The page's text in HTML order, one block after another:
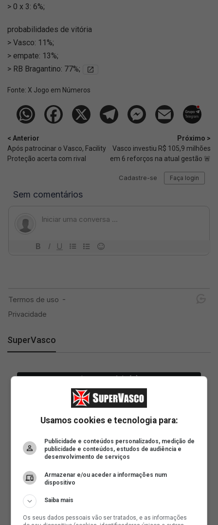
> 0 x 3: 6%;
probabilidades de vitória
> Vasco: 11%;
> empate: 13%;
> RB Bragantino: 77%;
Fonte: X Jogo em Números
< Anterior
Após patrocinar o Vasco, Facility
Proteção acerta com rival
Próximo >
Vasco investiu R$ 105,9 milhões
em 6 reforços na atual gestão 🚨
SuperVasco
Usamos cookies e tecnologia para:
Publicidade e conteúdos personalizados, medição de
publicidade e conteúdos, estudos de audiência e
desenvolvimento de serviços
Armazenar e/ou aceder a informações num
dispositivo
Saiba mais
Os seus dados pessoais vão ser tratados, e as informações